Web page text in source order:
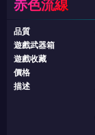
赤色流線
品質
遊戲武器箱
遊戲收藏
價格
描述